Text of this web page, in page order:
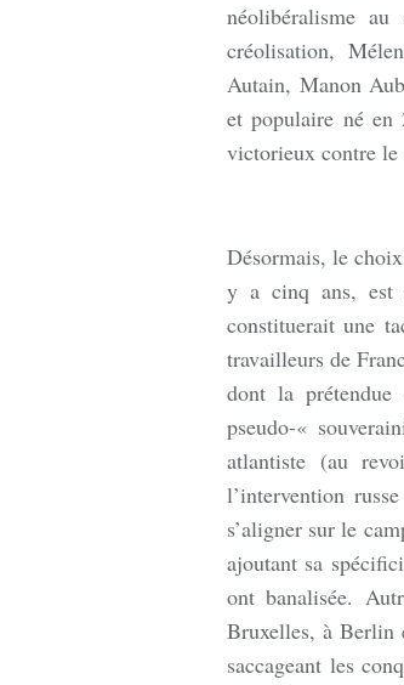
néolibéralisme
créolisation,
Autain, Manon
et populaire né en
victorieux contre le
Désormais, le
y a cinq ans, est
constituerait une
travailleurs de
dont la
pseudo-«
atlantiste (au
l’intervention
s’aligner sur le
ajoutant sa
ont banalisée.
Bruxelles, à Berlin
saccageant les